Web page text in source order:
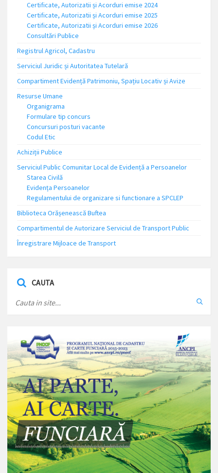
Certificate, Autorizatii și Acorduri emise 2024
Certificate, Autorizatii și Acorduri emise 2025
Certificate, Autorizatii și Acorduri emise 2026
Consultări Publice
Registrul Agricol, Cadastru
Serviciul Juridic și Autoritatea Tutelară
Compartiment Evidență Patrimoniu, Spațiu Locativ și Avize
Resurse Umane
Organigrama
Formulare tip concurs
Concursuri posturi vacante
Codul Etic
Achiziții Publice
Serviciul Public Comunitar Local de Evidență a Persoanelor
Starea Civilă
Evidența Persoanelor
Regulamentului de organizare si functionare a SPCLEP
Biblioteca Orășenească Buftea
Compartimentul de Autorizare Serviciul de Transport Public
Înregistrare Mijloace de Transport
CAUTA